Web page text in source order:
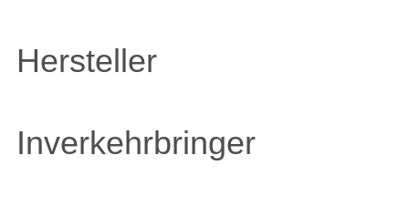
Hersteller
Inverkehrbringer